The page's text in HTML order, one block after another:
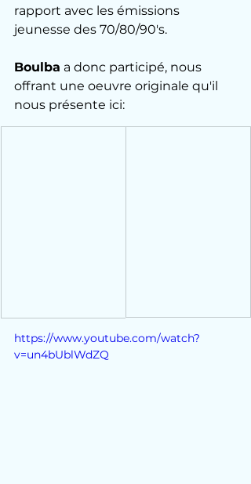
rapport avec les émissions
jeunesse des 70/80/90's.
Boulba a donc participé, nous
offrant une oeuvre originale qu'il
nous présente ici:
https://www.youtube.com/watch?
v=un4bUblWdZQ